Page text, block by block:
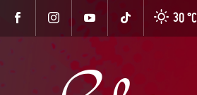
30 °C